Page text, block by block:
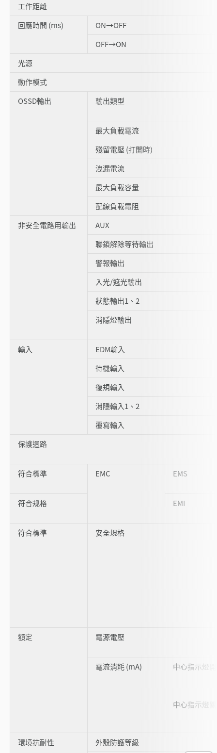
工作距離
回應時間 (ms)
ON→OFF
OFF→ON
光源
動作模式
OSSD輸出
輸出類型
最大負載電流
殘留電壓 (打開時)
洩漏電流
最大負載容量
配線負載電阻
非安全電路用輸出
AUX
聯鎖解除等待輸出
警報輸出
入光/遮光輸出
狀態輸出1、2
消隱燈輸出
輸入
EDM輸入
待機輸入
復規輸入
消隱輸入1、2
覆寫輸入
保護迴路
符合標準 EMC EMS
符合规格 EMI
符合標準 安全規格
額定 電源電壓
電流消耗 (mA) 中心指示燈
中心指示燈
環境抗耐性 外殼防護等級